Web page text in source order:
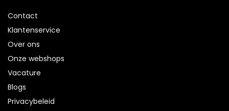
Contact
Klantenservice
Over ons
Onze webshops
Vacature
Blogs
Privacybeleid